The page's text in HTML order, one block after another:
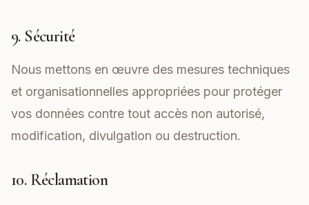
9. Sécurité
Nous mettons en œuvre des mesures techniques
et organisationnelles appropriées pour protéger
vos données contre tout accès non autorisé,
modification, divulgation ou destruction.
10. Réclamation